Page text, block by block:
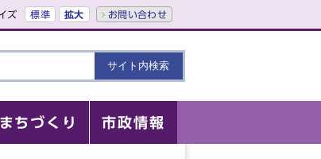
ズ 標準 拡大 お問い合わせ
まちづくり 市政情報